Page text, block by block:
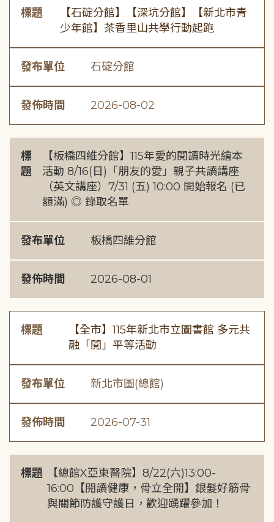
標題
【石碇分館】【深坑分館】【新北市青
少年館】茶香里山共學行動起跑
發布單位 石碇分館
發佈時間 2026-08-02
標
題
【板橋四維分館】115年愛的閱讀時光繪本
活動 8/16(日)「朋友的愛」親子共讀講座
（英文講座）7/31 (五) 10:00 開始報名 (已
額滿) ◎ 錄取名單
發布單位 板橋四維分館
發佈時間 2026-08-01
標題
【全市】115年新北市立圖書館 多元共
融「閱」平等活動
發布單位 新北市圖(總館)
發佈時間 2026-07-31
標題
【總館X亞東醫院】8/22(六)13:00-
16:00【閱讀健康，骨立全開】銀髮好筋骨
與關節防護守護日，歡迎踴躍參加！